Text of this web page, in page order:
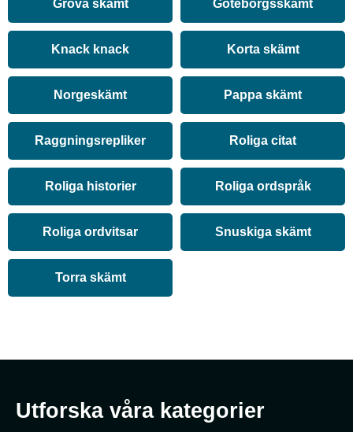
Grova skämt Göteborgsskämt
Knack knack Korta skämt
Norgeskämt Pappa skämt
Raggningsrepliker Roliga citat
Roliga historier Roliga ordspråk
Roliga ordvitsar Snuskiga skämt
Torra skämt
Utforska våra kategorier